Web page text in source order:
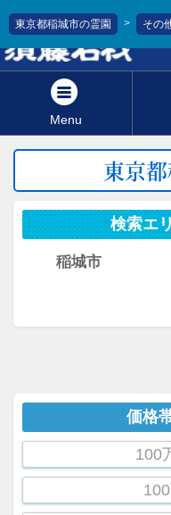
Menu
東京都稲城市の霊園 > その
東京
検索エ
稲城市
価格
100